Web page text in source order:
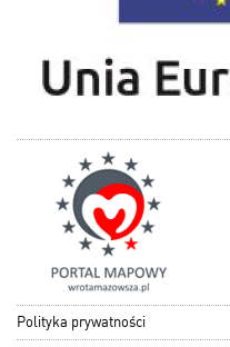
Polityka prywatności